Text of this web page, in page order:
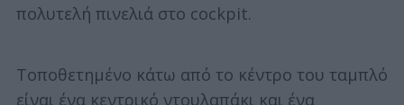
πολυτελή πινελιά στο cockpit.
Τοποθετημένο κάτω από το κέντρο του ταμπλό
είναι ένα κεντρικό ντουλαπάκι και ένα